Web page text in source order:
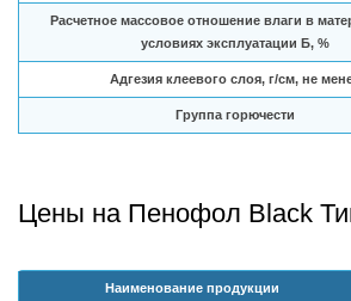
Расчетное массовое отношение влаги в
условиях эксплуатации Б, %
Адгезия клеевого слоя, г/см, не
Группа горючести
Цены на Пенофол Black
Наименование продукции